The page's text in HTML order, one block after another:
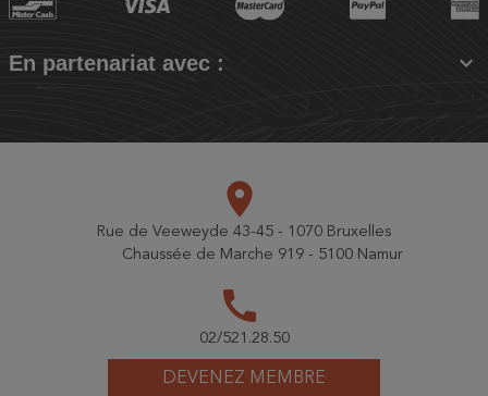
En partenariat avec : 
DEVENEZ MEMBRE
place
Rue de Veeweyde 43-45 - 1070 Bruxelles
Chaussée de Marche 919 - 5100 Namur
call
02/521.28.50